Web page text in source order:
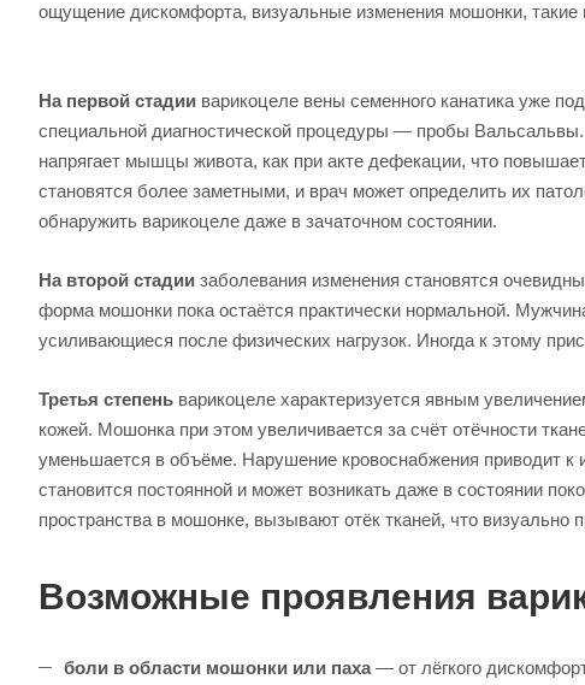
ощущение дискомфорта, визуальные изменения мошонки, такие
На первой стадии варикоцеле вены семенного канатика уже
специальной диагностической процедуры — пробы
напрягает мышцы живота, как при акте дефекации, что
становятся более заметными, и врач может определить их
обнаружить варикоцеле даже в зачаточном состоянии.
На второй стадии заболевания изменения становятся
форма мошонки пока остаётся практически нормальной.
усиливающиеся после физических нагрузок. Иногда к этому
Третья степень варикоцеле характеризуется явным
кожей. Мошонка при этом увеличивается за счёт отёчности
уменьшается в объёме. Нарушение кровоснабжения приводит
становится постоянной и может возникать даже в состоянии
пространства в мошонке, вызывают отёк тканей, что визуально
Возможные проявления
боли в области мошонки или паха— от лёгкого